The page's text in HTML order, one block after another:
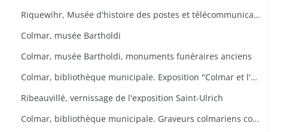
Riquewihr, Musée d'histoire des postes et télécommunications. "Facteur ? L'Europe s'il-vous-plaît
Colmar, musée Bartholdi
Colmar, musée Bartholdi, monuments funéraires anciens
Colmar, bibliothèque municipale. Exposition "Colmar et l'Ex-lbiris
Ribeauvillé, vernissage de l'exposition Saint-Ulrich
Colmar, bibliothèque municipale. Graveurs colmariens contemporains